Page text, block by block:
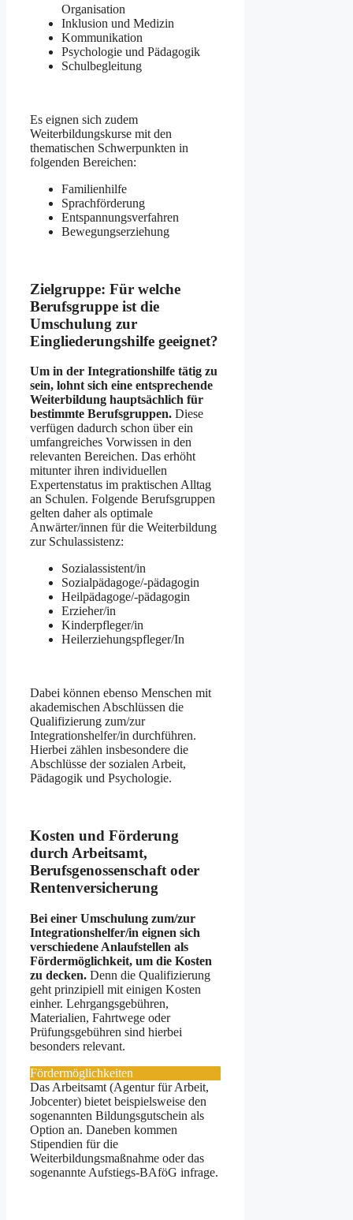
Organisation
Inklusion und Medizin
Kommunikation
Psychologie und Pädagogik
Schulbegleitung
Es eignen sich zudem
Weiterbildungskurse mit den
thematischen Schwerpunkten in
folgenden Bereichen:
Familienhilfe
Sprachförderung
Entspannungsverfahren
Bewegungserziehung
Zielgruppe: Für welche
Berufsgruppe ist die
Umschulung zur
Eingliederungshilfe geeignet?
Um in der Integrationshilfe tätig zu
sein, lohnt sich eine entsprechende
Weiterbildung hauptsächlich für
bestimmte Berufsgruppen. Diese
verfügen dadurch schon über ein
umfangreiches Vorwissen in den
relevanten Bereichen. Das erhöht
mitunter ihren individuellen
Expertenstatus im praktischen Alltag
an Schulen. Folgende Berufsgruppen
gelten daher als optimale
Anwärter/innen für die Weiterbildung
zur Schulassistenz:
Sozialassistent/in
Sozialpädagoge/-pädagogin
Heilpädagoge/-pädagogin
Erzieher/in
Kinderpfleger/in
Heilerziehungspfleger/In
Dabei können ebenso Menschen mit
akademischen Abschlüssen die
Qualifizierung zum/zur
Integrationshelfer/in durchführen.
Hierbei zählen insbesondere die
Abschlüsse der sozialen Arbeit,
Pädagogik und Psychologie.
Kosten und Förderung
durch Arbeitsamt,
Berufsgenossenschaft oder
Rentenversicherung
Bei einer Umschulung zum/zur
Integrationshelfer/in eignen sich
verschiedene Anlaufstellen als
Fördermöglichkeit, um die Kosten
zu decken. Denn die Qualifizierung
geht prinzipiell mit einigen Kosten
einher. Lehrgangsgebühren,
Materialien, Fahrtwege oder
Prüfungsgebühren sind hierbei
besonders relevant.
Fördermöglichkeiten
Das Arbeitsamt (Agentur für Arbeit,
Jobcenter) bietet beispielsweise den
sogenannten Bildungsgutschein als
Option an. Daneben kommen
Stipendien für die
Weiterbildungsmaßnahme oder das
sogenannte Aufstiegs-BAföG infrage.